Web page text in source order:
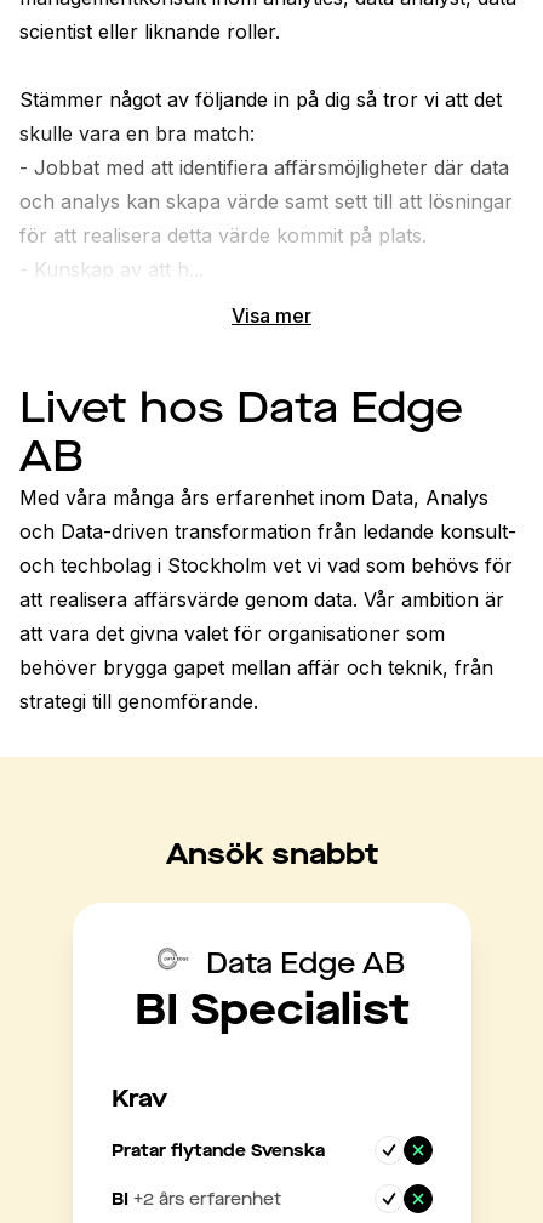
scientist eller liknande roller.
Stämmer något av följande in på dig så tror vi att det
skulle vara en bra match:
- Jobbat med att identifiera affärsmöjligheter där data
och analys kan skapa värde samt sett till att lösningar
för att realisera detta värde kommit på plats.
- Kunskap av att h...
Visa mer
Livet hos Data Edge
AB
Med våra många års erfarenhet inom Data, Analys
och Data-driven transformation från ledande konsult-
och techbolag i Stockholm vet vi vad som behövs för
att realisera affärsvärde genom data. Vår ambition är
att vara det givna valet för organisationer som
behöver brygga gapet mellan affär och teknik, från
strategi till genomförande.
Ansök snabbt
Data Edge AB
BI Specialist
Krav
Pratar flytande Svenska
BI +2 års erfarenhet